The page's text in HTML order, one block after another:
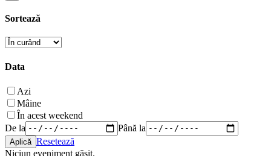
Sortează
Data
Azi
Mâine
În acest weekend
De la
Până la
Resetează
Niciun eveniment găsit.